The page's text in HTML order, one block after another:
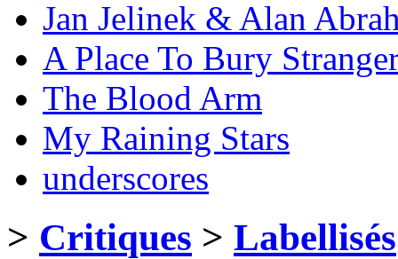
Jan Jelinek & Alan
A Place To Bury
The Blood Arm
My Raining Stars
underscores
> Critiques > Labellisés